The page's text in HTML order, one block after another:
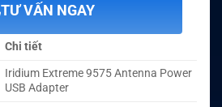
TƯ VẤN NGAY
Chi tiết
Iridium Extreme 9575 Antenna Power
USB Adapter